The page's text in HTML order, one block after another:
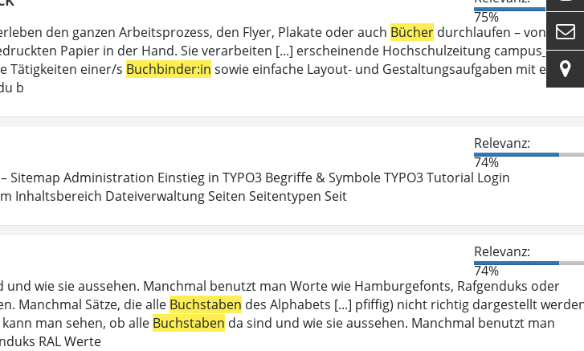
75%
den ganzen Arbeitsprozess, den Flyer, Plakate oder auch Bücher durchlaufen – von dem
Papier in der Hand. Sie verarbeiten [...] erscheinende Hochschulzeitung campus_d.
Tätigkeiten einer/s Buchbinder:in sowie einfache Layout- und Gestaltungsaufgaben mit einer
b
Relevanz:
74%
Sitemap Administration Einstieg in TYPO3 Begriffe & Symbole TYPO3 Tutorial Login
Inhaltsbereich Dateiverwaltung Seiten Seitentypen Seit
Relevanz:
74%
und wie sie aussehen. Manchmal benutzt man Worte wie Hamburgefonts, Rafgenduks oder
Manchmal Sätze, die alle Buchstaben des Alphabets [...] pfiffig) nicht richtig dargestellt
man sehen, ob alle Buchstaben da sind und wie sie aussehen. Manchmal benutzt man
RAL Werte

